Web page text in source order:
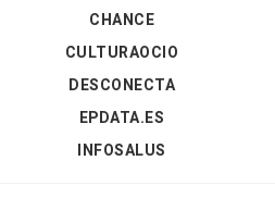
CHANCE
CULTURAOCIO
DESCONECTA
EPDATA.ES
INFOSALUS